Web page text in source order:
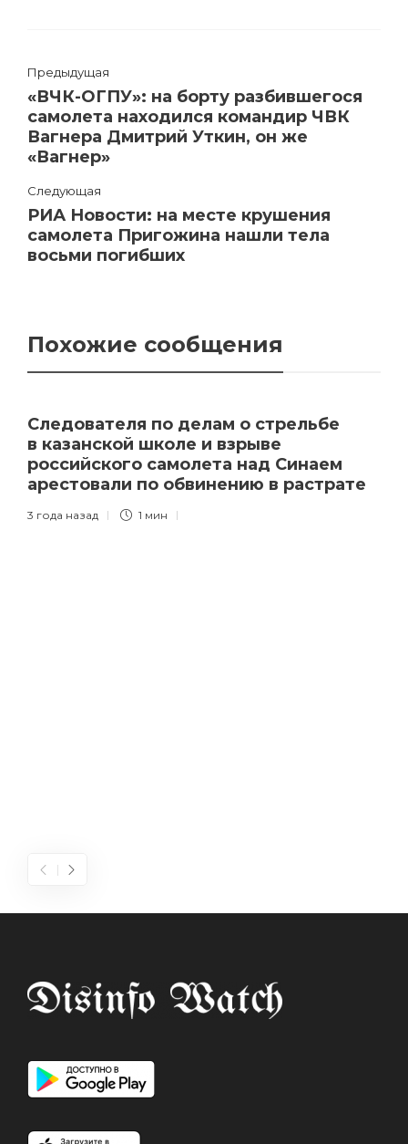
Предыдущая
«ВЧК-ОГПУ»: на борту разбившегося
самолета находился командир ЧВК
Вагнера Дмитрий Уткин, он же
«Вагнер»
Следующая
РИА Новости: на месте крушения
самолета Пригожина нашли тела
восьми погибших
Похожие сообщения
Следователя по делам о стрельбе
в казанской школе и взрыве
российского самолета над Синаем
арестовали по обвинению в растрате
3 года назад 1 мин